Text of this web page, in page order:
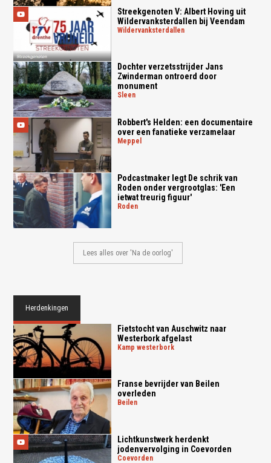
Streekgenoten V: Albert Hoving uit
Wildervanksterdallen bij Veendam
wildervanksterdallen
Dochter verzetsstrijder Jans
Zwinderman ontroerd door
monument
sleen
Robbert's Helden: een documentaire
over een fanatieke verzamelaar
meppel
Podcastmaker legt De schrik van
Roden onder vergrootglas: 'Een
ietwat treurig figuur'
roden
Lees alles over 'Na de oorlog'
Herdenkingen
Fietstocht van Auschwitz naar
Westerbork afgelast
kamp westerbork
Franse bevrijder van Beilen
overleden
beilen
Lichtkunstwerk herdenkt
jodenvervolging in Coevorden
coevorden